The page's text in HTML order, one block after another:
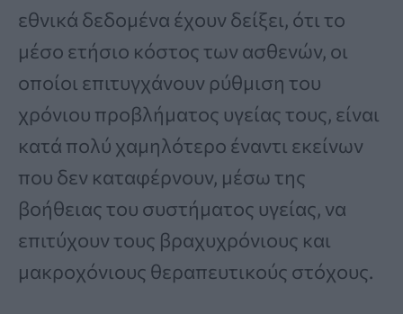
εθνικά δεδομένα έχουν δείξει, ότι το
μέσο ετήσιο κόστος των ασθενών, οι
οποίοι επιτυγχάνουν ρύθμιση του
χρόνιου προβλήματος υγείας τους, είναι
κατά πολύ χαμηλότερο έναντι εκείνων
που δεν καταφέρνουν, μέσω της
βοήθειας του συστήματος υγείας, να
επιτύχουν τους βραχυχρόνιους και
μακροχόνιους θεραπευτικούς στόχους.